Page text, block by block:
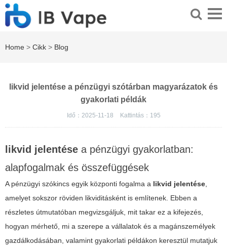
Home > Cikk > Blog
likvid jelentése a pénzügyi szótárban magyarázatok és
gyakorlati példák
Idő：2025-11-18 Kattintás： 195
likvid jelentése a pénzügyi gyakorlatban:
alapfogalmak és összefüggések
A pénzügyi szókincs egyik központi fogalma a likvid jelentése,
amelyet sokszor röviden likviditásként is említenek. Ebben a
részletes útmutatóban megvizsgáljuk, mit takar ez a kifejezés,
hogyan mérhető, mi a szerepe a vállalatok és a magánszemélyek
gazdálkodásában, valamint gyakorlati példákon keresztül mutatjuk